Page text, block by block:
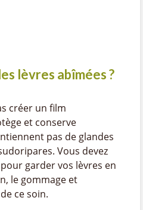
lèvres abîmées ?
créer un film
et conserve
pas de glandes
Vous devez
garder vos lèvres en
le gommage et
ce soin.